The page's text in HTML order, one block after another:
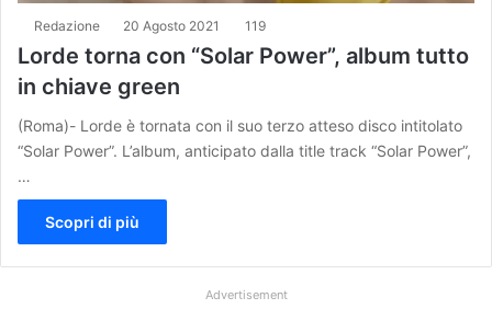
Redazione 20 Agosto 2021 119
Lorde torna con “Solar Power”, album tutto
in chiave green
(Roma)- Lorde è tornata con il suo terzo atteso disco intitolato
“Solar Power”. L’album, anticipato dalla title track “Solar Power”,
…
Scopri di più
Advertisement